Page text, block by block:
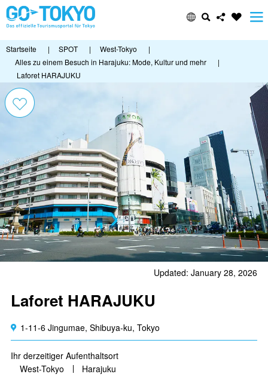
Startseite | SPOT | West-Tokyo
|
Alles zu einem Besuch in Harajuku: Mode, Kultur und mehr
|
Laforet HARAJUKU
Updated: January 28, 2026
Laforet HARAJUKU
1-11-6 Jingumae, Shibuya-ku, Tokyo
Ihr derzeitiger Aufenthaltsort
West-Tokyo
Harajuku